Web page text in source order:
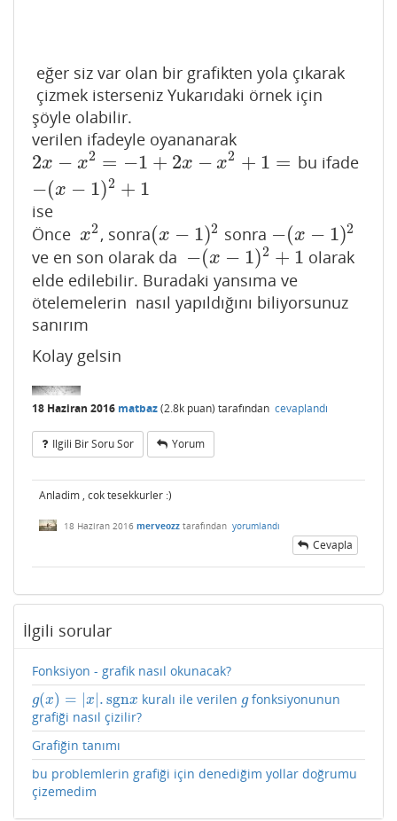
eğer siz var olan bir grafikten yola çıkarak
çizmek isterseniz Yukarıdaki örnek için
şöyle olabilir.
verilen ifadeyle oyananarak
2x − x2 = −1 + 2x − x2 + 1 =
−(x − 1)2 + 1
2x− x2 =−1 +2 x−x2 +1 =−( x−1)2+ 1 bu ifade
ise
Önce x2
x2 , sonra(x − 1)2
(x− 1)2 sonra −(x − 1)2
−(x−1 )2
ve en son olarak da −(x − 1)2 + 1
−(x−1 )2+1
olarak
elde edilebilir. Buradaki yansıma ve
ötelemelerin nasıl yapıldığını biliyorsunuz
sanırım
Kolay gelsin
18 Haziran 2016 matbaz(2.8k puan) tarafından cevaplandı
Ilgili Bir Soru Sor Yorum
Anladim , cok tesekkurler :)
18 Haziran 2016 merveozz tarafından yorumlandı
Cevapla
İlgili sorular
Fonksiyon - grafik nasıl okunacak?
g(x) = |x|.sgnx
g(x)= |x| sgn x kuralı ile verilen g
gfonksiyonunun
grafiği nasıl çizilir?
Grafiğin tanımı
bu problemlerin grafiği için denediğim yollar doğrumu
çizemedim